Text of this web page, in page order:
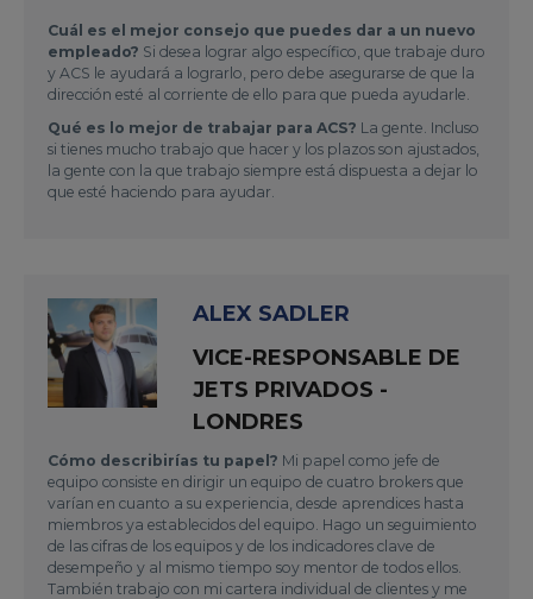
Cuál es el mejor consejo que puedes dar a un nuevo
empleado? Si desea lograr algo específico, que trabaje duro
y ACS le ayudará a lograrlo, pero debe asegurarse de que la
dirección esté al corriente de ello para que pueda ayudarle.
Qué es lo mejor de trabajar para ACS? La gente. Incluso
si tienes mucho trabajo que hacer y los plazos son ajustados,
la gente con la que trabajo siempre está dispuesta a dejar lo
que esté haciendo para ayudar.
ALEX SADLER
VICE-RESPONSABLE DE
JETS PRIVADOS -
LONDRES
Cómo describirías tu papel? Mi papel como jefe de
equipo consiste en dirigir un equipo de cuatro brokers que
varían en cuanto a su experiencia, desde aprendices hasta
miembros ya establecidos del equipo. Hago un seguimiento
de las cifras de los equipos y de los indicadores clave de
desempeño y al mismo tiempo soy mentor de todos ellos.
También trabajo con mi cartera individual de clientes y me